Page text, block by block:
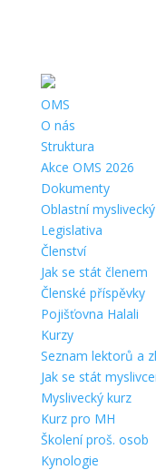
OMS
O nás
Struktura
Akce OMS 2026
Dokumenty
Oblastní
Legislativa
Členství
Jak se stát členem
Členské příspěvky
Pojišťovna Halali
Kurzy
Seznam lektorů a
Jak se stát
Myslivecký kurz
Kurz pro MH
Školení proš. osob
Kynologie